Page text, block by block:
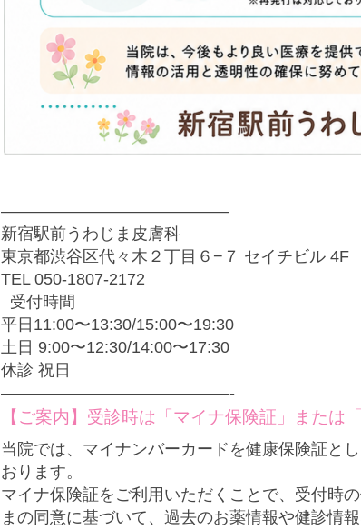
——————————————
新宿駅前うわじま皮膚科
東京都渋谷区代々木２丁目６−７ セイチビル 4F
TEL 050-1807-2172
受付時間
平日11:00〜13:30/15:00〜19:30
土日 9:00〜12:30/14:00〜17:30
休診 祝日
——————————————-
【ご案内】受診時は「マイナ保険証」または
当院では、マイナンバーカードを健康保険証と
おります。
マイナ保険証をご利用いただくことで、受付時
まの同意に基づいて、過去のお薬情報や健診情